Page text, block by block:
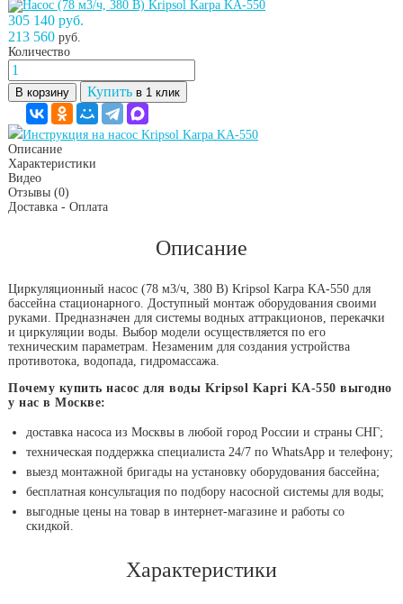
305 140 руб.
213 560 руб.
Количество
В корзину Купить в 1 клик
Инструкция на насос Kripsol Karpa KA-550
Описание
Характеристики
Видео
Отзывы (0)
Доставка - Оплата
Описание
Циркуляционный насос (78 м3/ч, 380 В) Kripsol Karpa KA-550 для
бассейна стационарного. Доступный монтаж оборудования своими
руками. Предназначен для системы водных аттракционов, перекачки
и циркуляции воды. Выбор модели осуществляется по его
техническим параметрам. Незаменим для создания устройства
противотока, водопада, гидромассажа.
Почему купить насос для воды Kripsol Kapri KA-550 выгодно
у нас в Москве:
доставка насоса из Москвы в любой город России и страны СНГ;
техническая поддержка специалиста 24/7 по WhatsApp и телефону;
выезд монтажной бригады на установку оборудования бассейна;
бесплатная консультация по подбору насосной системы для воды;
выгодные цены на товар в интернет-магазине и работы со
скидкой.
Характеристики